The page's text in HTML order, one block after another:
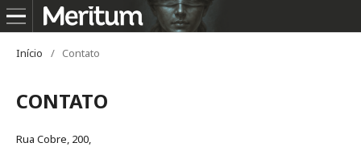
Início / Contato
CONTATO
Rua Cobre, 200,